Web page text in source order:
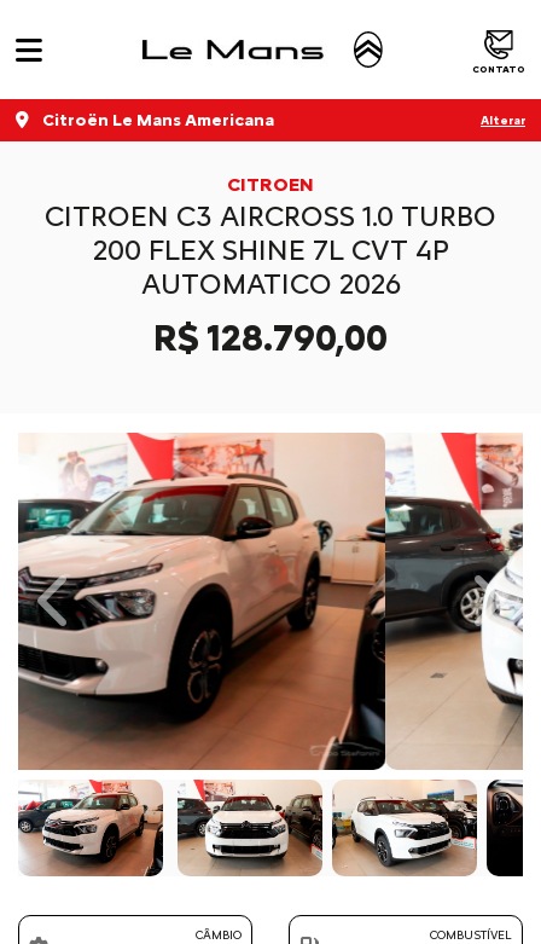
CONTATO
Citroën Le Mans Americana Alterar
CITROEN
CITROEN C3 AIRCROSS 1.0 TURBO
200 FLEX SHINE 7L CVT 4P
AUTOMATICO 2026
R$ 128.790,00
Previous Next
CÂMBIO COMBUSTÍVEL